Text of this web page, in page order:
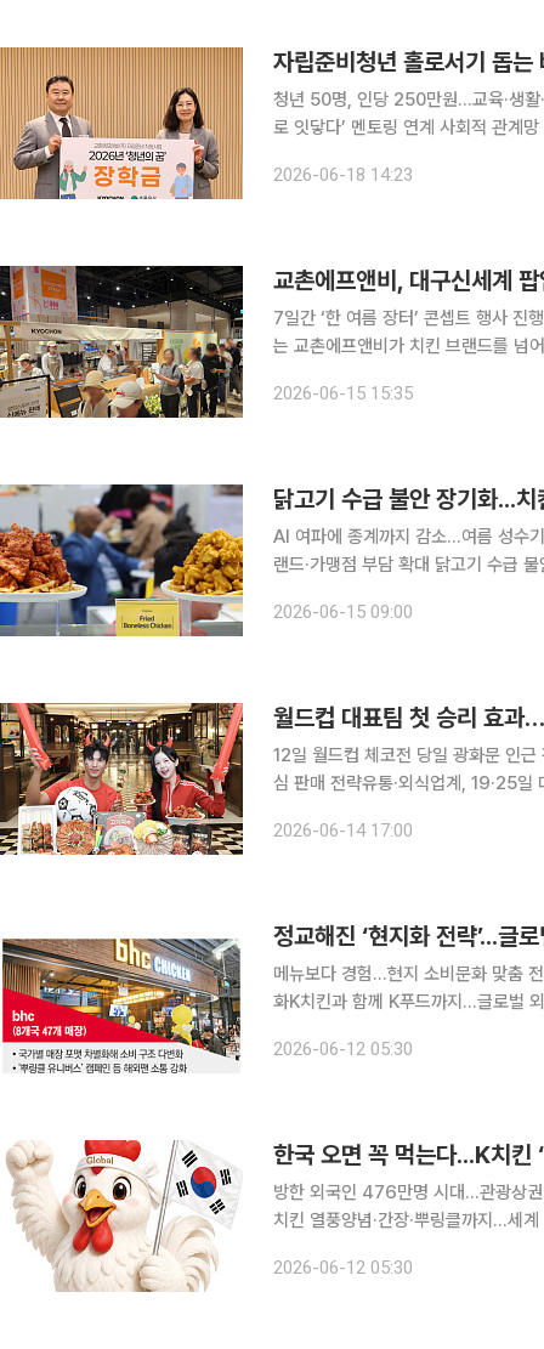
자립준비청년 홀로서기 돕
청년 50명, 인당 250만원…교육·생활
로 잇닿다’ 멘토링 연계 사회적 관계망 확장 세상에 첫발을 내딛는 자립준비청년들의
사회 구성원으로 안착할 수 있도록 정
2026-06-18 14:23
교촌에프앤비, 대구신세계
7일간 ‘한 여름 장터’ 콘셉트 행사 진행치킨부
는 교촌에프앤비가 치킨 브랜드를 넘
층 식품관에서 진행한 ‘한 여름 장터’
2026-06-15 15:35
닭고기 수급 불안 장기화...치
AI 여파에 종계까지 감소…여름 성수
랜드·가맹점 부담 확대 닭고기 수급 불안이 예상보다 길어지면서 치킨업계의 닭고기 확보 부담이 커
해소되기 어렵다는 전망도 나온다. 매
2026-06-15 09:00
12일 월드컵 체코전 당일 광화문 인
심 판매 전략유통·외식업계, 19·25일 대표팀 경기
어지고 있다. 편의점 매출이 급증한 가
2026-06-14 17:00
정교해진 ‘현지화 전략’...글
메뉴보다 경험...현지 소비문화 맞춤
화K치킨과 함께 K푸드까지...글로벌 외식 플랫폼으로 도약 국
2026-06-12 05:30
한국 오면 꼭 먹는다...K치킨
방한 외국인 476만명 시대...관광상권
치킨 열풍양념·간장·뿌링클까지...세계 사로잡은 건 한국
야식’이었다. 최근엔 온라인스트리밍
2026-06-12 05:30